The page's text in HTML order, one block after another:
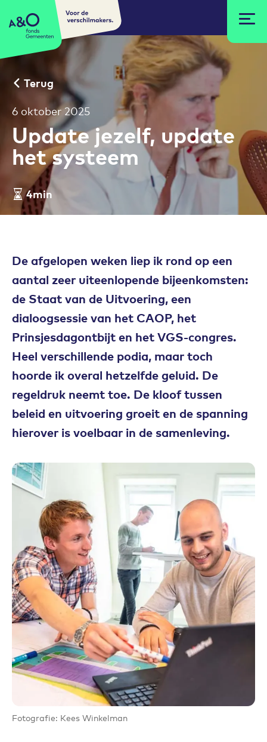
A&O fonds Gemeenten
Voor de
verschilmakers.
Terug
6 oktober 2025
Update jezelf, update
het systeem
Leestijd artikel
4min
De afgelopen weken liep ik rond op een
aantal zeer uiteenlopende bijeenkomsten:
de Staat van de Uitvoering, een
dialoogsessie van het CAOP, het
Prinsjesdagontbijt en het VGS-congres.
Heel verschillende podia, maar toch
hoorde ik overal hetzelfde geluid. De
regeldruk neemt toe. De kloof tussen
beleid en uitvoering groeit en de spanning
hierover is voelbaar in de samenleving.
Fotografie: Kees Winkelman